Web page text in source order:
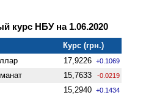
курс НБУ на 1.06.2020
Курс (грн.)
17,9226 +0.1069
15,7633 -0.0219
15,2940 +0.1434